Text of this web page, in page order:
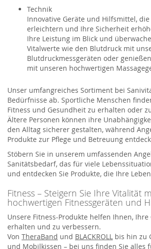
Technik
Innovative Geräte und Hilfsmittel,
erleichtern und Ihre Sicherheit
Ihre Leistung im Blick und
Vitalwerte wie den Blutdruck mit
Blutdruckmessgeräten oder
mit unseren hochwertigen
Unser umfangreiches Sortiment bei
Bedürfnisse ab. Sportliche Menschen
Fitness und Gesundheit zu erhalten oder
Ältere Personen können ihre
den Alltag sicherer gestalten, während
Produkte zur Pflege und Betreuung
Stöbern Sie in unserem umfassenden
Sanitätsbedarf, das für viele
und entdecken Sie Produkte, die Ihre
Fitness – Steigern Sie Ihre Vitalität
hochwertigen Fitnessgeräten und
Unsere Fitness-Produkte helfen Ihnen,
erhalten und zu verbessern.
Von TheraBand und BLACKROLL bis hin zu
und Mobilkissen – bei uns finden Sie alles